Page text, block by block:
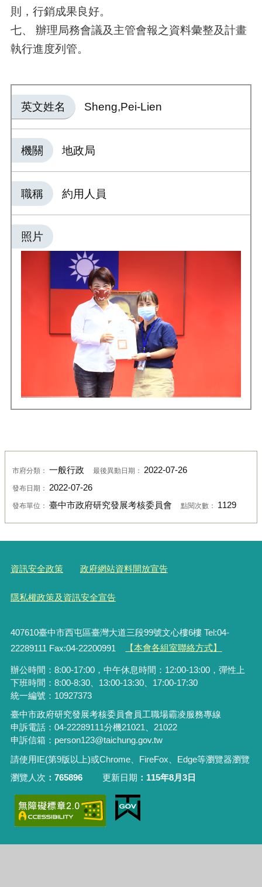
則，行銷成果良好。
七、 辦理局務會議及主管會報之資料彙整及計畫
執行進度列管。
英文姓名 Sheng,Pei-Lien
機關 地政局
職稱 約用人員
照片
市府分類： 一般行政 最後異動日期： 2022-07-26
發布日期： 2022-07-26
發布單位： 臺中市政府研究發展考核委員會 點閱次數： 1129
資訊安全政策 政府網站資料開放宣告
隱私權政策及資訊安全宣告
407610臺中市西屯區臺灣大道三段99號文心樓6樓 Tel:04-
22289111 Fax:04-22200991
【本會各組室聯絡方式】
辦公時間：8:00-17:00，中午休息時間：12:00-13:00，彈性上
下班時間：8:00-8:30、13:00-13:30、17:00-17:30
統一編號：10927373
臺中市政府研究發展考核委員會員工職場霸凌服務專線
申訴電話：04-22289111分機21021、21022
申訴信箱：person123@taichung.gov.tw
請使用IE(第9版以上)或Chrome、FireFox、Edge等瀏覽器瀏覽
瀏覽人次
765896 更新日期 115年8月3日